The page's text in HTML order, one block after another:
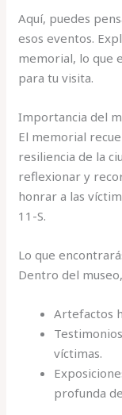
Aquí, puedes
esos eventos.
memorial, lo que
para tu visita.
Importancia del
El memorial
resiliencia de la
reflexionar y
honrar a las
11-S.
Lo que
Dentro del
Artefactos
víctimas.
profunda